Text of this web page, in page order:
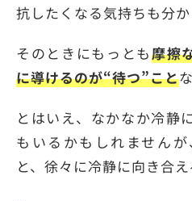
抗したくなる気持ちも分か
そのときにもっとも摩擦
に導けるのが“待つ”こと
とはいえ、なかなか冷静
もいるかもしれません
と、徐々に冷静に向き合